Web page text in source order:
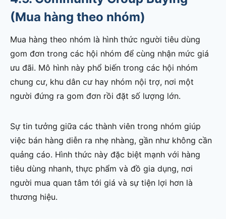
(Mua hàng theo nhóm)
Mua hàng theo nhóm là hình thức người tiêu dùng
gom đơn trong các hội nhóm để cùng nhận mức giá
ưu đãi. Mô hình này phổ biến trong các hội nhóm
chung cư, khu dân cư hay nhóm nội trợ, nơi một
người đứng ra gom đơn rồi đặt số lượng lớn.
Sự tin tưởng giữa các thành viên trong nhóm giúp
việc bán hàng diễn ra nhẹ nhàng, gần như không cần
quảng cáo. Hình thức này đặc biệt mạnh với hàng
tiêu dùng nhanh, thực phẩm và đồ gia dụng, nơi
người mua quan tâm tới giá và sự tiện lợi hơn là
thương hiệu.